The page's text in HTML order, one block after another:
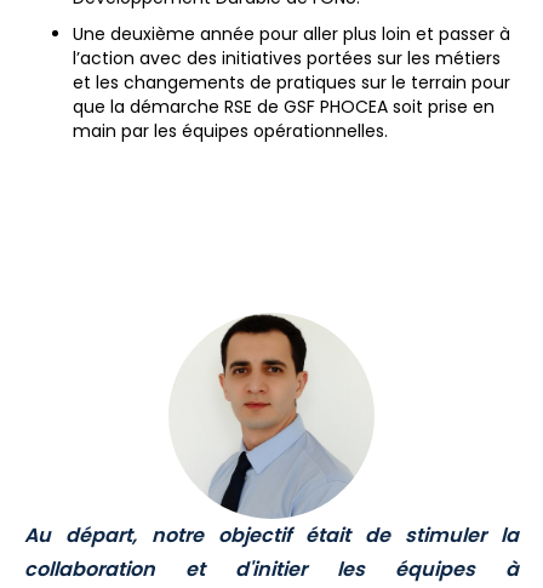
Une deuxième année pour aller plus loin et passer à
l’action avec des initiatives portées sur les métiers
et les changements de pratiques sur le terrain pour
que la démarche RSE de GSF PHOCEA soit prise en
main par les équipes opérationnelles.
Au départ, notre objectif était de stimuler la
collaboration et d'initier les équipes à